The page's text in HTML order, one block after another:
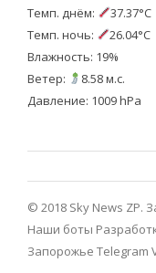
Темп. днём:
37.37°C
Темп. ночь:
26.04°C
Влажность: 19%
Ветер:
8.58 м.с.
Давление: 1009 hPa
© 2018 Sky News ZP.
Наши боты
Запорожье Telegram